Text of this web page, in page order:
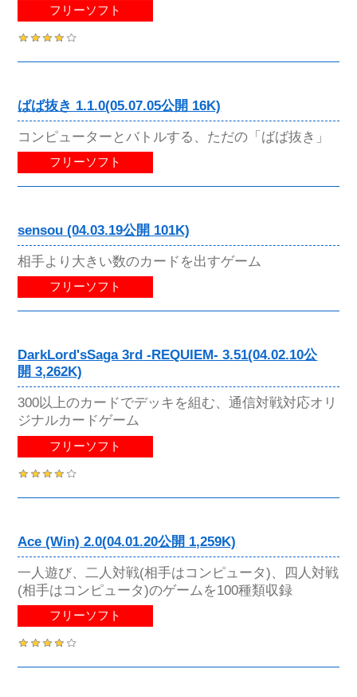
フリーソフト
ばば抜き 1.1.0(05.07.05公開 16K)
コンピューターとバトルする、ただの「ばば抜き」
フリーソフト
sensou (04.03.19公開 101K)
相手より大きい数のカードを出すゲーム
フリーソフト
DarkLord'sSaga 3rd -REQUIEM- 3.51(04.02.10公
開 3,262K)
300以上のカードでデッキを組む、通信対戦対応オリ
ジナルカードゲーム
フリーソフト
Ace (Win) 2.0(04.01.20公開 1,259K)
一人遊び、二人対戦(相手はコンピュータ)、四人対戦
(相手はコンピュータ)のゲームを100種類収録
フリーソフト